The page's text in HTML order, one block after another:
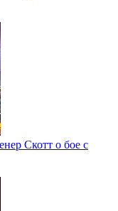
Скотт о бое с